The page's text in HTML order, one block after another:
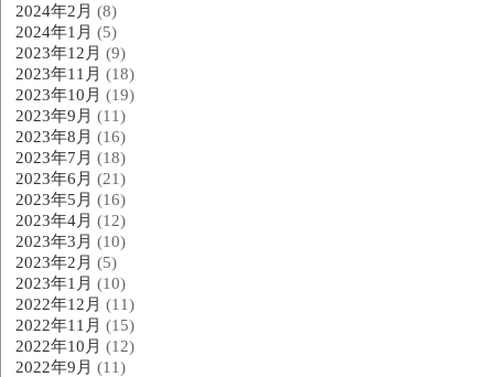
2024年2月 (8)
2024年1月 (5)
2023年12月 (9)
2023年11月 (18)
2023年10月 (19)
2023年9月 (11)
2023年8月 (16)
2023年7月 (18)
2023年6月 (21)
2023年5月 (16)
2023年4月 (12)
2023年3月 (10)
2023年2月 (5)
2023年1月 (10)
2022年12月 (11)
2022年11月 (15)
2022年10月 (12)
2022年9月 (11)